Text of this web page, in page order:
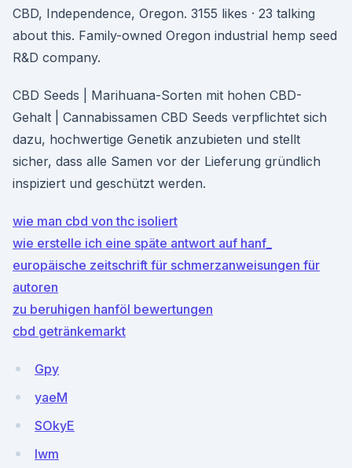
CBD, Independence, Oregon. 3155 likes · 23 talking
about this. Family-owned Oregon industrial hemp seed
R&D company.
CBD Seeds | Marihuana-Sorten mit hohen CBD-
Gehalt | Cannabissamen CBD Seeds verpflichtet sich
dazu, hochwertige Genetik anzubieten und stellt
sicher, dass alle Samen vor der Lieferung gründlich
inspiziert und geschützt werden.
wie man cbd von thc isoliert
wie erstelle ich eine späte antwort auf hanf_
europäische zeitschrift für schmerzanweisungen für
autoren
zu beruhigen hanföl bewertungen
cbd getränkemarkt
Gpy
yaeM
SOkyE
Iwm